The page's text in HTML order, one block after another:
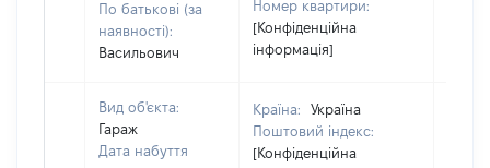
По батькові (за
наявності):
Васильович
Номер квартири:
[Конфіденційна
інформація]
Вид об'єкта:
Гараж
Дата набуття
Країна:
Україна
Поштовий індекс:
[Конфіденційна